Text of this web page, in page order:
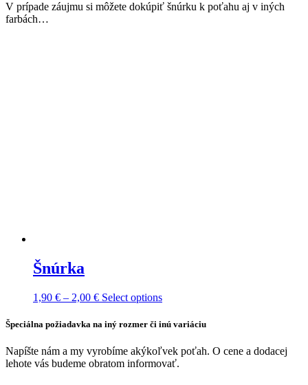
V prípade záujmu si môžete dokúpiť šnúrku k poťahu aj v iných
farbách…
Šnúrka
1,90 € – 2,00 €Price
1,90 €
2,00 €
Select optionsThis
has
variants.
The
options
Špeciálna požiadavka na iný rozmer či inú variáciu
Napíšte nám a my vyrobíme akýkoľvek poťah. O cene a dodacej
lehote vás budeme obratom informovať.